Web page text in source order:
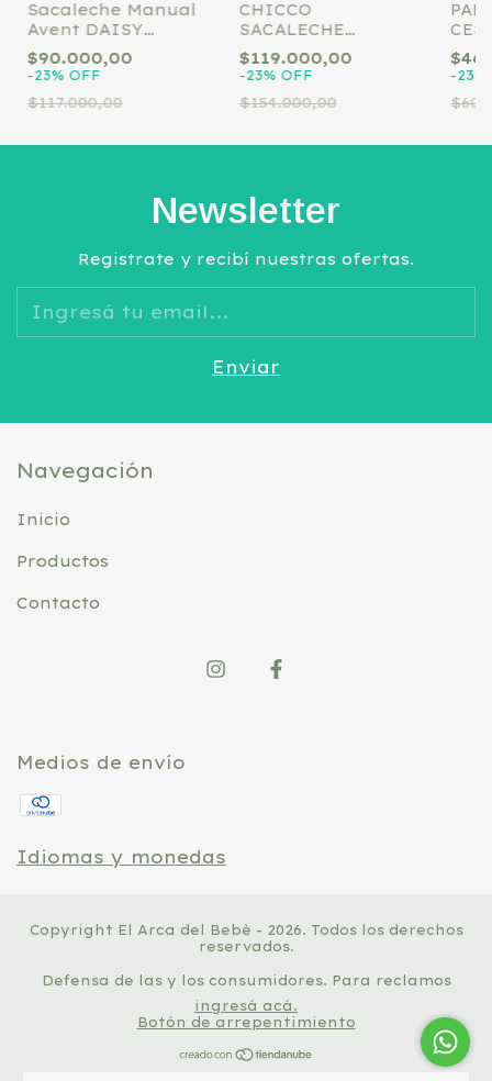
Sacaleche Manual
Avent DAISY
417/11
$90.000,00
-23% OFF
$117.000,00
CHICCO
SACALECHE
MANUAL CON
MAMADERA
150 ML.
$119.000,00
-23% OFF
$154.000,00
PAD
-23%
Newsletter
Registrate y recibí nuestras ofertas.
Navegación
Inicio
Productos
Contacto
Medios de envío
Idiomas y monedas
Copyright El Arca del Bebè - 2026. Todos los derechos
reservados.
Defensa de las y los consumidores. Para reclamos
ingresá acá.
Botón de arrepentimiento